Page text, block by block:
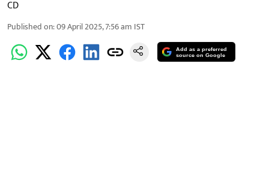
CD
Published on:09 April 2025, 7:56 am IST
Add as a preferred
source on Google